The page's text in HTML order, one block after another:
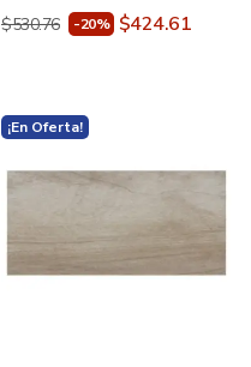
$530.76 -20% $424.61
¡En Oferta!